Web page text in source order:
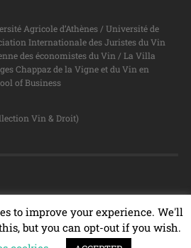
Agricole d’Athènes / Université de
Internationale des Juristes du Vin
des économistes du Vin / La Villa
Chappaz de la Vigne et du Vin en
of Business
Vin & Droit)
to improve your experience. We'll
but you can opt-out if you wish.